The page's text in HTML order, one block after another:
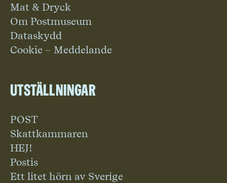
Mat & Dryck
Om Postmuseum
Dataskydd
Cookie – Meddelande
Utställningar
POST
Skattkammaren
HEJ!
Postis
Ett litet hörn av Sverige